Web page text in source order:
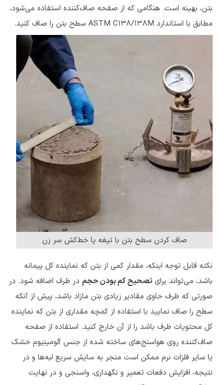
بتن، بهینه است. هنگامی که از صفحه صاف‌کننده استفاده می‌شود،
مطابق با استاندارد ASTM C138/138M سطح بتن را صاف کنید.
صاف کردن سطح بتن با تیغه یا خط‌کش سر زن
نکته قابل توجه اینکه، مقدار کمی از بتن که نماینده کل پیمانه
باشد، می‌تواند برای تصحیح کم بودن حجم در ظرف اضافه شود. در
صورتی که ظرف حاوی مقادیر زیادی بتن مازاد باشد، پیش از آنکه
سطح را صاف نمایید با استفاده از کمچه مقداری از بتن که نماینده
کل محتویات ظرف باشد را از آن خارج کنید. استفاده از صفحه
صاف‌کننده روی هواسنج‌های ساخته شده از جنس آلومینیوم خشک
یا سایر فلزات نرم ممکن است منجر به سایش سریع لبه‌ها و در
نتیجه، افزایش دفعات تعمیر و نگهداری، واسنجی و در نهایت